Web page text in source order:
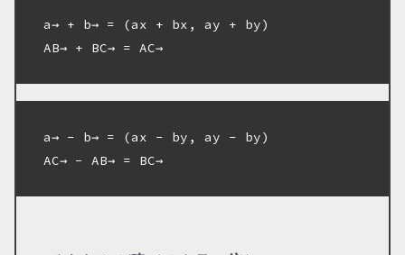
a→ + b→ = (ax + bx, ay + by)
AB→ + BC→ = AC→
a→ - b→ = (ax - by, ay - by)
AC→ − AB→ = BC→